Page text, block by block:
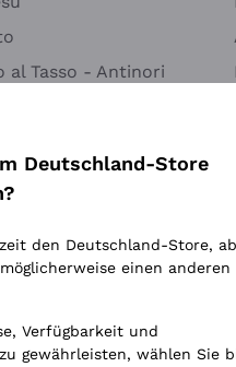
al Tasso - Antinori
Frati
Santi
Giuseppe
Giuseppe
Melden Sie mich an
Deutschland-Store
den Deutschland-Store,
einen anderen
Verfügbarkeit und
gewährleisten, wählen Sie